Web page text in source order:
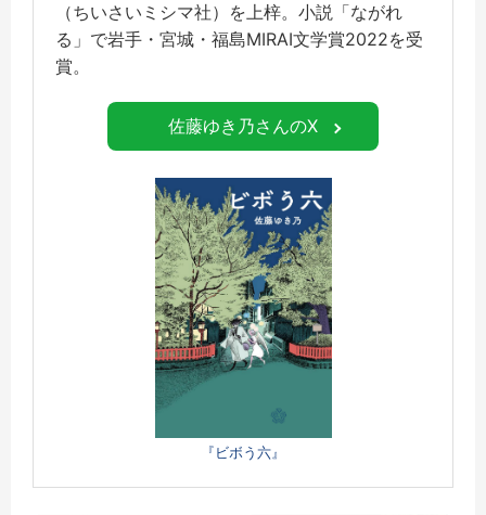
（ちいさいミシマ社）を上梓。小説「ながれ
る」で岩手・宮城・福島MIRAI文学賞2022を受
賞。
佐藤ゆき乃さんのX
『ビボう六』